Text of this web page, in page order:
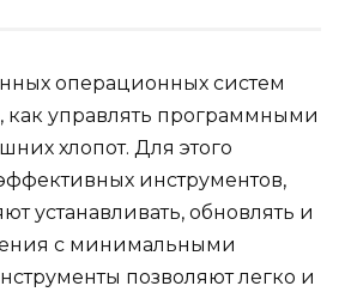
операционных систем
как управлять программными
хлопот. Для этого
инструментов,
устанавливать, обновлять и
с минимальными
позволяют легко и